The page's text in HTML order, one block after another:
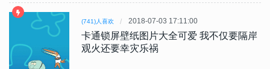
(741)人喜欢 2018-07-03 17:11:00
卡通锁屏壁纸图片大全可爱 我不仅要隔岸
观火还要幸灾乐祸